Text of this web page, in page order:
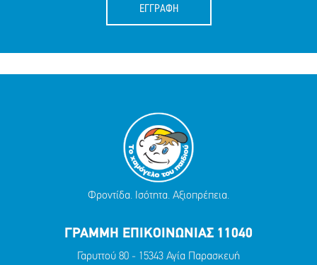
ΕΓΓΡΑΦΗ
Φροντίδα. Ισότητα. Αξιοπρέπεια.
ΓΡΑΜΜΗ ΕΠΙΚΟΙΝΩΝΙΑΣ 11040
Γαρυττού 80 - 15343 Αγία Παρασκευή